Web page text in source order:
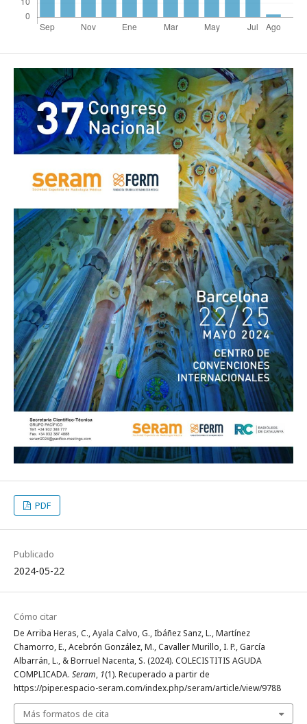
PDF
Publicado
2024-05-22
Cómo citar
De Arriba Heras, C., Ayala Calvo, G., Ibáñez Sanz, L., Martínez
Chamorro, E., Acebrón González, M., Cavaller Murillo, I. P., García
Albarrán, L., & Borruel Nacenta, S. (2024). COLECISTITIS AGUDA
COMPLICADA. Seram, 1(1). Recuperado a partir de
https://piper.espacio-seram.com/index.php/seram/article/view/9788
Más formatos de cita